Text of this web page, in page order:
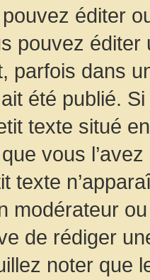
éditer
pouvez
parfois dans
été publié.
texte situé
vous
texte
modérateur
de rédiger
noter que